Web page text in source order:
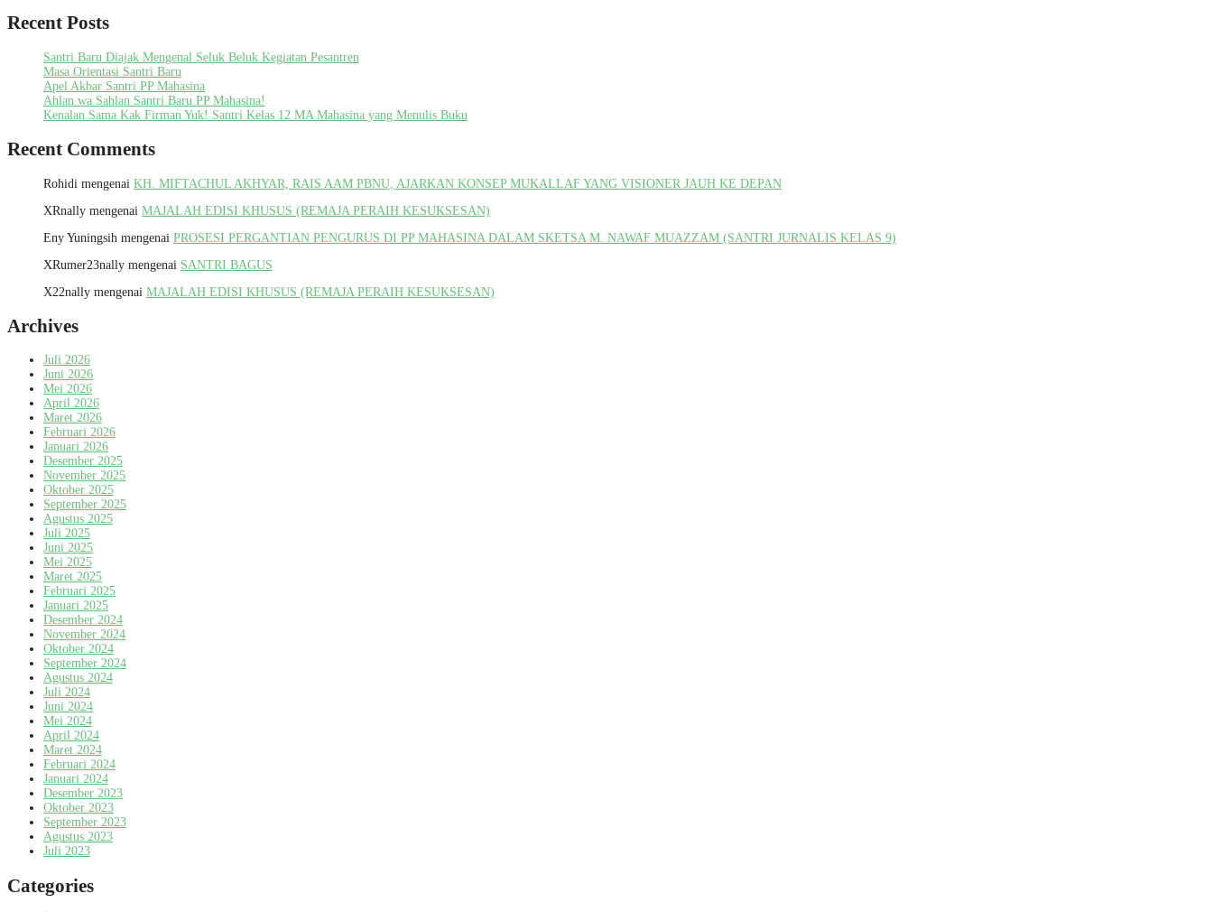
Recent Posts
Santri Baru Diajak Mengenal Seluk Beluk Kegiatan Pesantren
Masa Orientasi Santri Baru
Apel Akbar Santri PP Mahasina
Ahlan wa Sahlan Santri Baru PP Mahasina!
Kenalan Sama Kak Firman Yuk! Santri Kelas 12 MA Mahasina yang Menulis Buku
Recent Comments
Rohidi mengenai KH. MIFTACHUL AKHYAR, RAIS AAM PBNU, AJARKAN KONSEP MUKALLAF YANG VISIONER JAUH KE DEPAN
XRnally mengenai MAJALAH EDISI KHUSUS (REMAJA PERAIH KESUKSESAN)
Eny Yuningsih mengenai PROSESI PERGANTIAN PENGURUS DI PP MAHASINA DALAM SKETSA M. NAWAF MUAZZAM (SANTRI JURNALIS KELAS 9)
XRumer23nally mengenai SANTRI BAGUS
X22nally mengenai MAJALAH EDISI KHUSUS (REMAJA PERAIH KESUKSESAN)
Archives
Juli 2026
Juni 2026
Mei 2026
April 2026
Maret 2026
Februari 2026
Januari 2026
Desember 2025
November 2025
Oktober 2025
September 2025
Agustus 2025
Juli 2025
Juni 2025
Mei 2025
Maret 2025
Februari 2025
Januari 2025
Desember 2024
November 2024
Oktober 2024
September 2024
Agustus 2024
Juli 2024
Juni 2024
Mei 2024
April 2024
Maret 2024
Februari 2024
Januari 2024
Desember 2023
Oktober 2023
September 2023
Agustus 2023
Juli 2023
Categories